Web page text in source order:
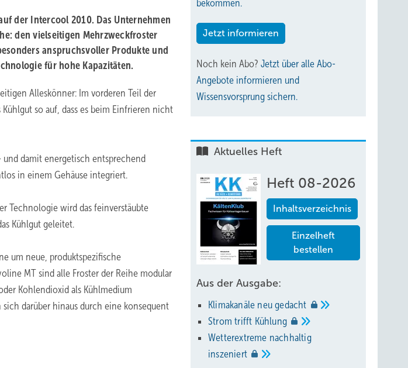
der Intercool 2010. Das Unternehmen
den vielseitigen Mehrzweckfroster
anspruchsvoller Produkte und
für hohe Kapazitäten.
Alleskönner: Im vorderen Teil der
so auf, dass es beim Einfrieren nicht
damit energetisch entsprechend
in einem Gehäuse integriert.
Technologie wird das feinverstäubte
Kühlgut geleitet.
um neue, produktspezifische
MT sind alle Froster der Reihe modular
Kohlendioxid als Kühlmedium
darüber hinaus durch eine konsequent
bekommen.
Jetzt informieren
Noch kein Abo? Jetzt über alle Abo-
Angebote informieren und
Wissensvorsprung sichern.
Aktuelles Heft
Heft 08-2026
Inhaltsverzeichnis
Einzelheft
bestellen
Aus der Ausgabe:
Klimakanäle neugedacht
Strom trifft Kühlung
Wetterextreme nachhaltig
inszeniert